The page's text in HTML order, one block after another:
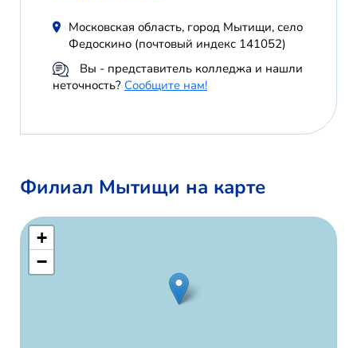
Московская область, город Мытищи, село
Федоскино (почтовый индекс 141052)
Вы - представитель колледжа и нашли
неточность? Сообщите нам!
Филиал Мытищи на карте
+
−